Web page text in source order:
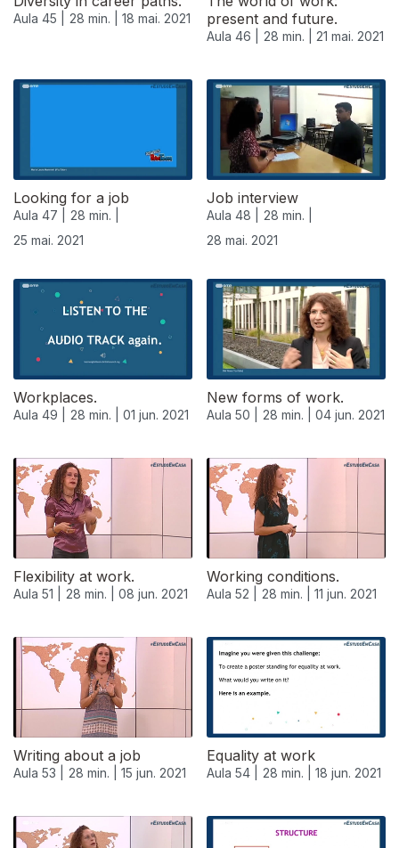
Aula 45 | 28 min. | 18 mai. 2021
present and future.
Aula 46 | 28 min. | 21 mai. 2021
Looking for a job
Aula 47 |
28 min. |
25 mai. 2021
Job interview
Aula 48 |
28 min. |
28 mai. 2021
Workplaces.
Aula 49 | 28 min. | 01 jun. 2021
New forms of work.
Aula 50 | 28 min. | 04 jun. 2021
Flexibility at work.
Aula 51 | 28 min. | 08 jun. 2021
Working conditions.
Aula 52 | 28 min. | 11 jun. 2021
Writing about a job
Aula 53 | 28 min. | 15 jun. 2021
Equality at work
Aula 54 | 28 min. | 18 jun. 2021